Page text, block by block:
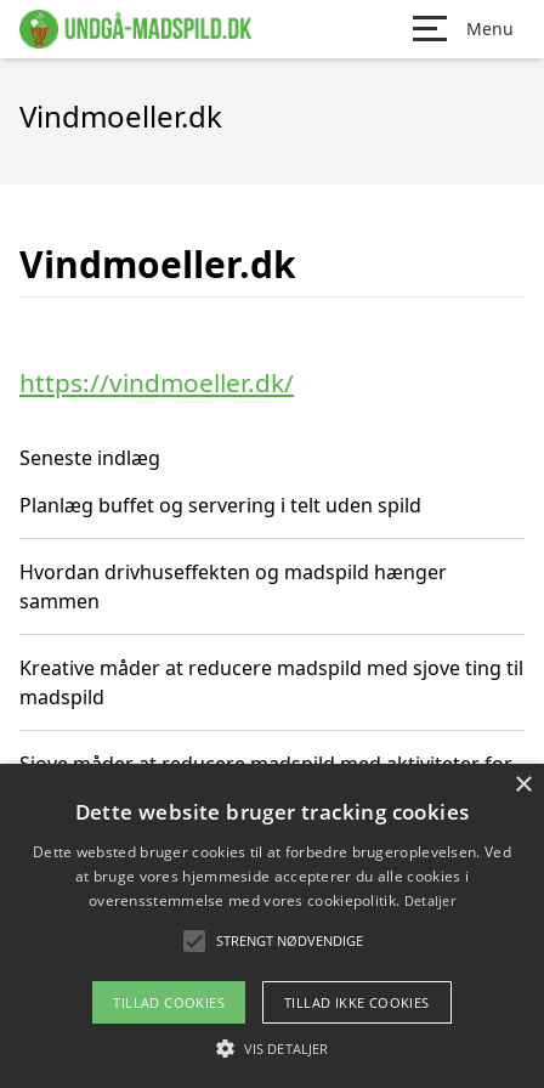
Menu
Vindmoeller.dk
Vindmoeller.dk
https://vindmoeller.dk/
Seneste indlæg
Planlæg buffet og servering i telt uden spild
Hvordan drivhuseffekten og madspild hænger
sammen
Kreative måder at reducere madspild med sjove ting til
madspild
Sjove måder at reducere madspild med aktiviteter for
Hvor finder jeg nemme måltidskasser i Vejle
Om / kontakt
Blog Betingelser
×
Dette website bruger tracking cookies
Dette websted bruger cookies til at forbedre brugeroplevelsen. Ved
at bruge vores hjemmeside accepterer du alle cookies i
overensstemmelse med vores cookiepolitik. Detaljer
STRENGT NØDVENDIGE
TILLAD COOKIES TILLAD IKKE COOKIES
VIS DETALJER